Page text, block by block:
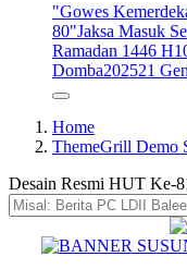
"Gowes
80"Jaksa Masuk
Ramadan 1446 H
Domba202521
Home
ThemeGrill Demo
Desain Resmi HUT Ke-